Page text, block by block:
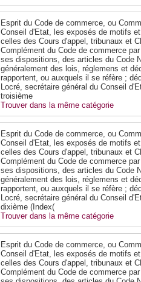
Esprit du Code de commerce, ou
Conseil d'Etat, les exposés de motifs
celles des Cours d'appel, tribunaux et
Complément du Code de commerce
ses dispositions, des articles du Code
généralement des lois, réglemens et
rapportent, ou auxquels il se réfère ;
Locré, secrétaire général du Conseil
troisième
Trouver dans la même catégorie
Esprit du Code de commerce, ou
Conseil d'Etat, les exposés de motifs
celles des Cours d'appel, tribunaux et
Complément du Code de commerce
ses dispositions, des articles du Code
généralement des lois, réglemens et
rapportent, ou auxquels il se réfère ;
Locré, secrétaire général du Conseil
dixième (Index(
Trouver dans la même catégorie
Esprit du Code de commerce, ou
Conseil d'Etat, les exposés de motifs
celles des Cours d'appel, tribunaux et
Complément du Code de commerce